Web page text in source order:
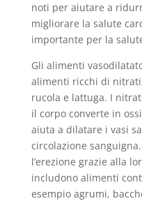
noti per aiutare a
migliorare la salute
importante per la
Gli alimenti
alimenti ricchi di
rucola e lattuga. I
il corpo converte in
aiuta a dilatare i vasi
circolazione
l’erezione grazie alla
includono alimenti
esempio agrumi,